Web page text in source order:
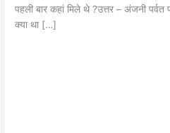
पहली बार कहां मिले थे ?उत्तर – अंजनी
क्या था […]